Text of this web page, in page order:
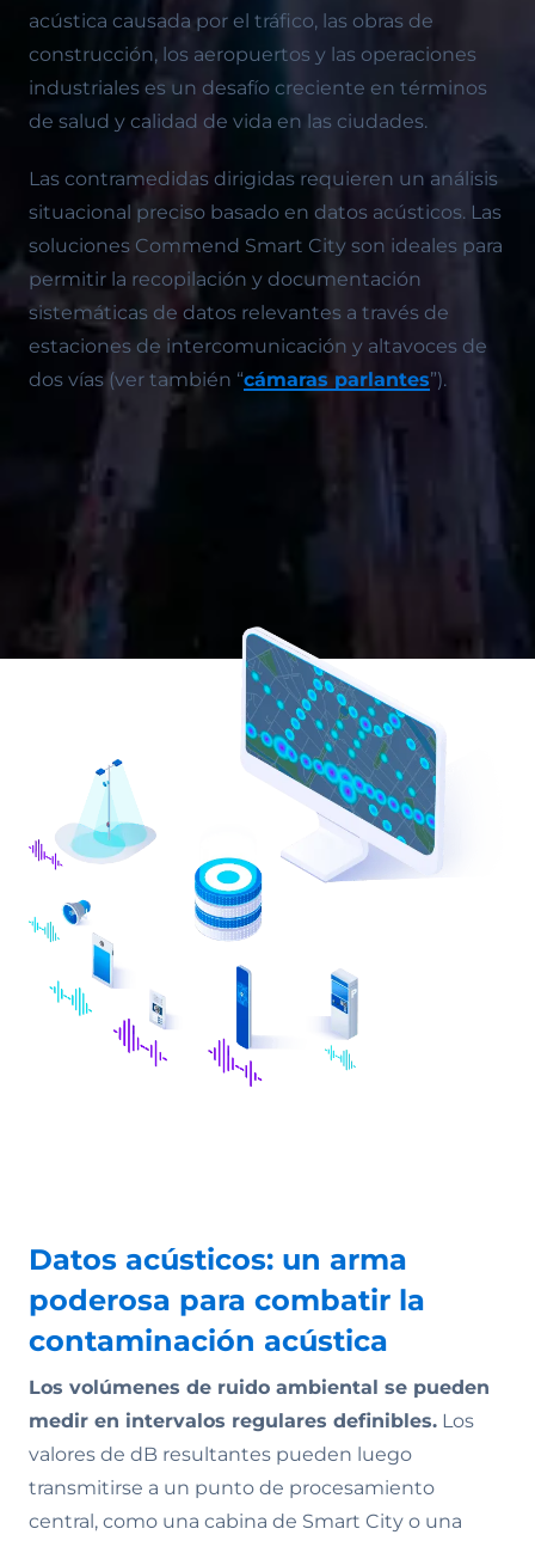
acústica causada por el tráfico, las obras de
construcción, los aeropuertos y las operaciones
industriales es un desafío creciente en términos
de salud y calidad de vida en las ciudades.
Las contramedidas dirigidas requieren un análisis
situacional preciso basado en datos acústicos. Las
soluciones Commend Smart City son ideales para
permitir la recopilación y documentación
sistemáticas de datos relevantes a través de
estaciones de intercomunicación y altavoces de
dos vías (ver también “cámaras parlantes”).
Datos acústicos: un arma
poderosa para combatir la
contaminación acústica
Los volúmenes de ruido ambiental se pueden
medir en intervalos regulares definibles. Los
valores de dB resultantes pueden luego
transmitirse a un punto de procesamiento
central, como una cabina de Smart City o una